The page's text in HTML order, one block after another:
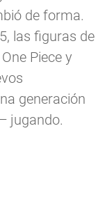
de forma.
las figuras de
Piece y
generación
jugando.